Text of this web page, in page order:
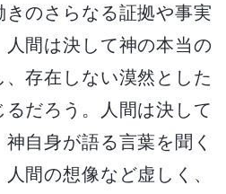
のさらなる証拠や事実
間は決して神の本当の
存在しない漠然とした
だろう。人間は決して
自身が語る言葉を聞く
間の想像など虚しく、